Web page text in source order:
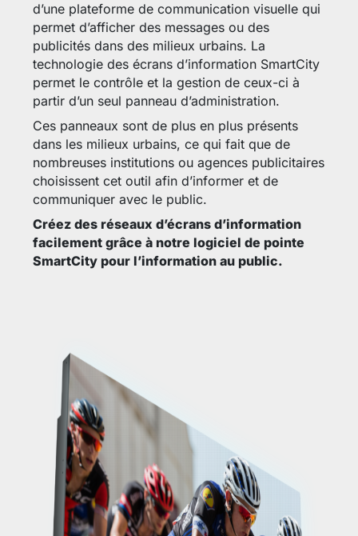
d’une plateforme de communication visuelle qui
permet d’afficher des messages ou des
publicités dans des milieux urbains. La
technologie des écrans d’information SmartCity
permet le contrôle et la gestion de ceux-ci à
partir d’un seul panneau d’administration.
Ces panneaux sont de plus en plus présents
dans les milieux urbains, ce qui fait que de
nombreuses institutions ou agences publicitaires
choisissent cet outil afin d’informer et de
communiquer avec le public.
Créez des réseaux d’écrans d’information
facilement grâce à notre logiciel de pointe
SmartCity pour l’information au public.